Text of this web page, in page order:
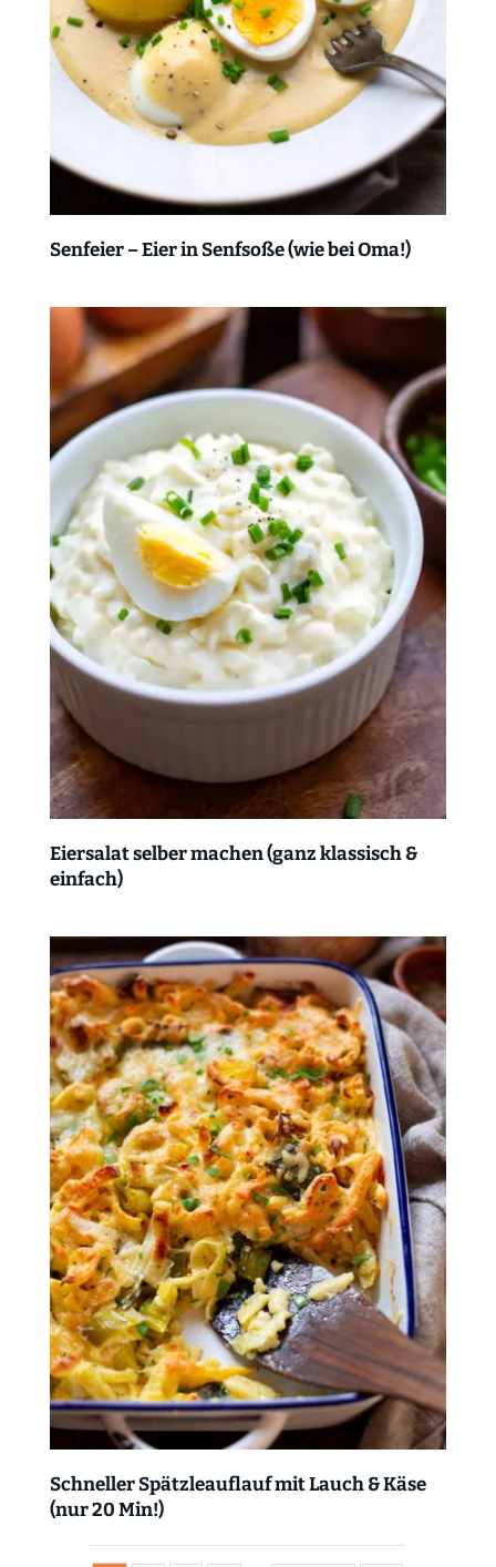
Senfeier – Eier in Senfsoße (wie bei Oma!)
Eiersalat selber machen (ganz klassisch &
einfach)
Schneller Spätzleauflauf mit Lauch & Käse
(nur 20 Min!)